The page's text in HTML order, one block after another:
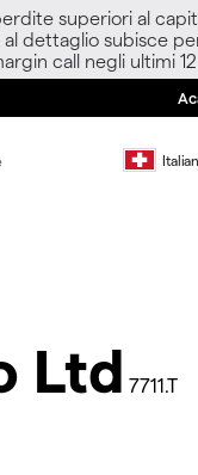
superiori al
dettaglio subisce
call negli ultimi
Ltd 7711.T